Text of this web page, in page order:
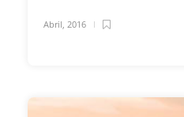
Abril, 2016